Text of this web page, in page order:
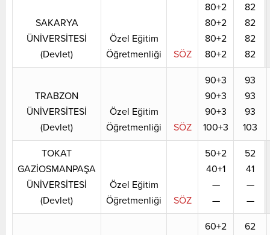
SAKARYA
ÜNİVERSİTESİ
(Devlet)
Özel Eğitim
Öğretmenliği
SÖZ
80+2
80+2
80+2
80+2
82
82
82
82
TRABZON
ÜNİVERSİTESİ
(Devlet)
Özel Eğitim
Öğretmenliği
SÖZ
90+3
90+3
90+3
100+3
93
93
93
103
TOKAT
GAZİOSMANPAŞA
ÜNİVERSİTESİ
(Devlet)
Özel Eğitim
Öğretmenliği
SÖZ
50+2
40+1
—
—
52
41
—
—
60+2
62